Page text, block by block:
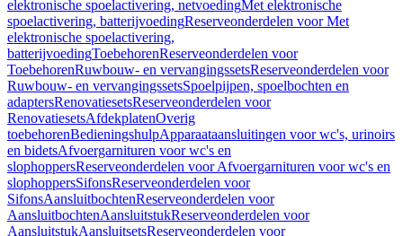
elektronische spoelactivering, netvoedingMet elektronische
spoelactivering, batterijvoedingReserveonderdelen voor Met
elektronische spoelactivering,
batterijvoedingToebehorenReserveonderdelen voor
ToebehorenRuwbouw- en vervangingssetsReserveonderdelen voor
Ruwbouw- en vervangingssetsSpoelpijpen, spoelbochten en
adaptersRenovatiesetsReserveonderdelen voor
RenovatiesetsAfdekplatenOverig
toebehorenBedieningshulpApparaataansluitingen voor wc's, urinoirs
en bidetsAfvoergarnituren voor wc's en
slophoppersReserveonderdelen voor Afvoergarnituren voor wc's en
slophoppersSifonsReserveonderdelen voor
SifonsAansluitbochtenReserveonderdelen voor
AansluitbochtenAansluitstukReserveonderdelen voor
AansluitstukAansluitsetsReserveonderdelen voor